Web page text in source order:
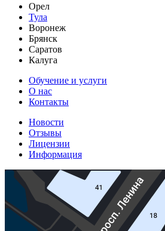
Орел
Тула
Воронеж
Брянск
Саратов
Калуга
Обучение и услуги
О нас
Контакты
Новости
Отзывы
Лицензии
Информация